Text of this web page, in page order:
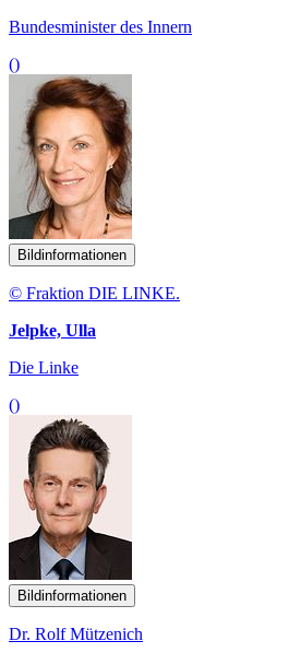
Bundesminister des Innern
()
Bildinformationen
© Fraktion DIE LINKE.
Jelpke, Ulla
Die Linke
()
Bildinformationen
Dr. Rolf Mützenich